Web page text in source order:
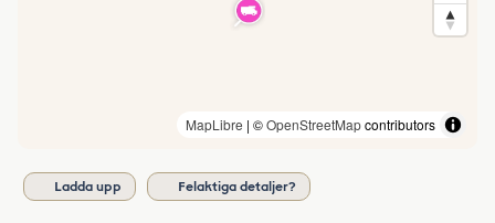
MapLibre | ©OpenStreetMapcontributors
Ladda upp Felaktiga detaljer?